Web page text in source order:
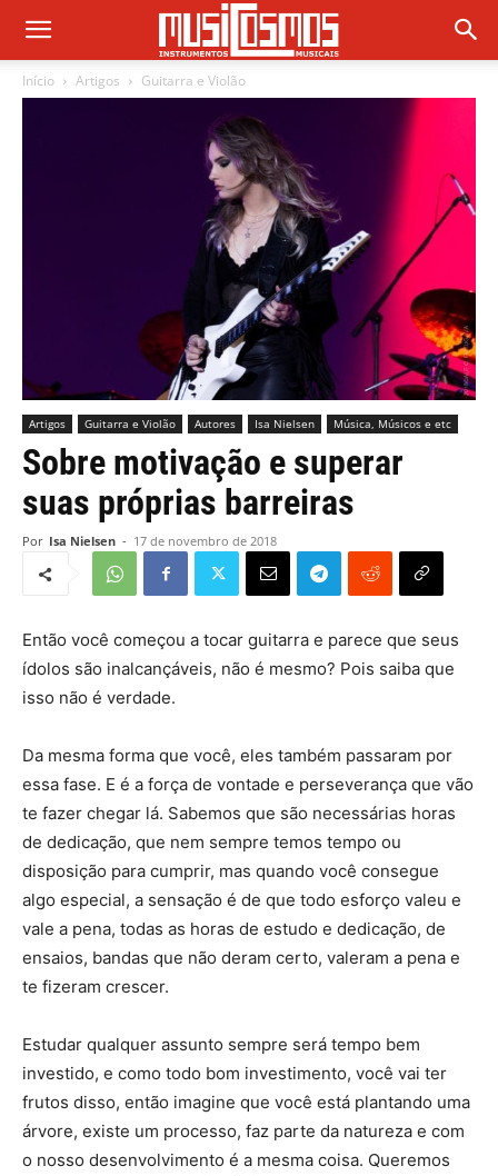
Início Artigos Guitarra e Violão
Artigos Guitarra e Violão Autores Isa Nielsen Música, Músicos e etc
Sobre motivação e superar
suas próprias barreiras
Por Isa Nielsen - 17 de novembro de 2018
Então você começou a tocar guitarra e parece que seus
ídolos são inalcançáveis, não é mesmo? Pois saiba que
isso não é verdade.
Da mesma forma que você, eles também passaram por
essa fase. E é a força de vontade e perseverança que vão
te fazer chegar lá. Sabemos que são necessárias horas
de dedicação, que nem sempre temos tempo ou
disposição para cumprir, mas quando você consegue
algo especial, a sensação é de que todo esforço valeu e
vale a pena, todas as horas de estudo e dedicação, de
ensaios, bandas que não deram certo, valeram a pena e
te fizeram crescer.
Estudar qualquer assunto sempre será tempo bem
investido, e como todo bom investimento, você vai ter
frutos disso, então imagine que você está plantando uma
árvore, existe um processo, faz parte da natureza e com
o nosso desenvolvimento é a mesma coisa. Queremos